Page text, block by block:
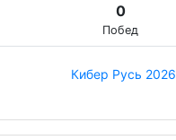
0
Побед
Кибер Русь 2026